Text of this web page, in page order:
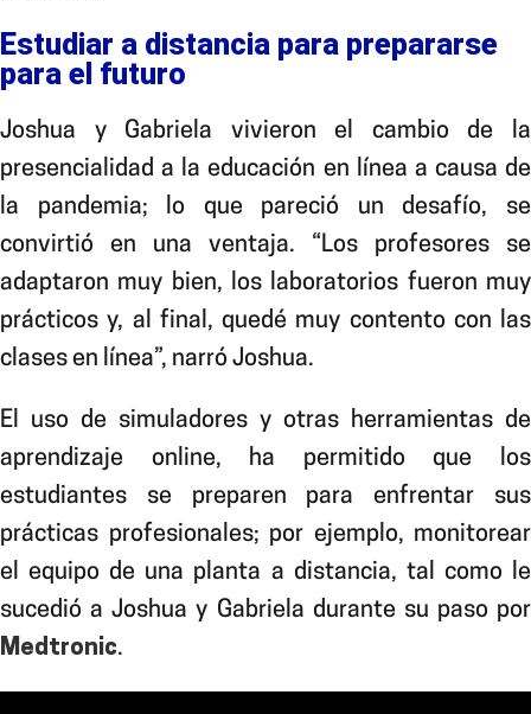
Estudiar a distancia para prepararse
para el futuro
Joshua y Gabriela vivieron el cambio de la
presencialidad a la educación en línea a causa de
la pandemia; lo que pareció un desafío, se
convirtió en una ventaja. “Los profesores se
adaptaron muy bien, los laboratorios fueron muy
prácticos y, al final, quedé muy contento con las
clases en línea”, narró Joshua.
El uso de simuladores y otras herramientas de
aprendizaje online, ha permitido que los
estudiantes se preparen para enfrentar sus
prácticas profesionales; por ejemplo, monitorear
el equipo de una planta a distancia, tal como le
sucedió a Joshua y Gabriela durante su paso por
Medtronic.